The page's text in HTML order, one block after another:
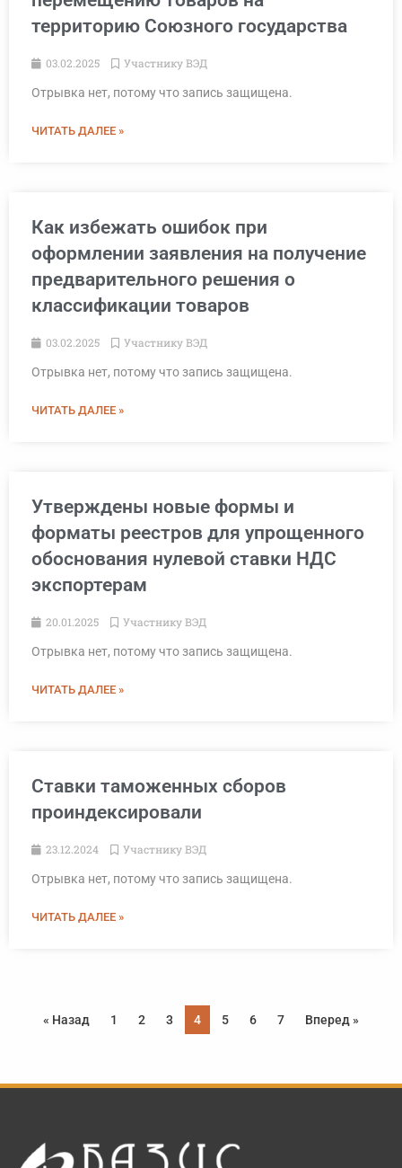
территорию Союзного государства
03.02.2025 Участнику ВЭД
Отрывка нет, потому что запись защищена.
ЧИТАТЬ ДАЛЕЕ »
Как избежать ошибок при
оформлении заявления на получение
предварительного решения о
классификации товаров
03.02.2025 Участнику ВЭД
Отрывка нет, потому что запись защищена.
ЧИТАТЬ ДАЛЕЕ »
Утверждены новые формы и
форматы реестров для упрощенного
обоснования нулевой ставки НДС
экспортерам
20.01.2025 Участнику ВЭД
Отрывка нет, потому что запись защищена.
ЧИТАТЬ ДАЛЕЕ »
Ставки таможенных сборов
проиндексировали
23.12.2024 Участнику ВЭД
Отрывка нет, потому что запись защищена.
ЧИТАТЬ ДАЛЕЕ »
« Назад 1 2 3 4 5 6 7 Вперед »